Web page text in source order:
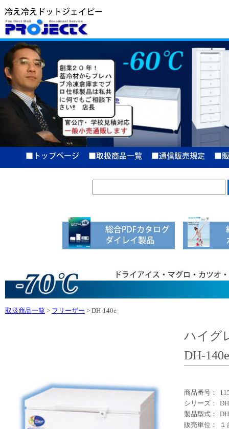
取扱商品一覧 > フリーザー > DH-140e
ハイグ
DH-140e
商品番号：
シリーズ：
製品型式：
販売単位：
１